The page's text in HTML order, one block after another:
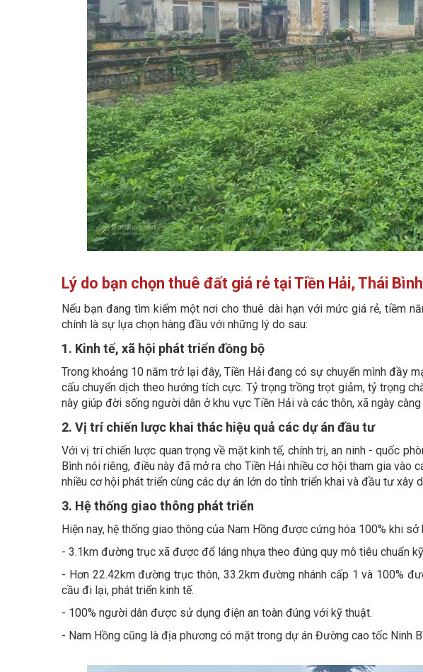
Lý do bạn chọn thuê đất giá rẻ tại Tiền Hải, Thái
Nếu bạn đang tìm kiếm một nơi cho thuê dài hạn với mức giá rẻ, tiềm
chính là sự lựa chọn hàng đầu với những lý do sau:
1. Kinh tế, xã hội phát triển đồng bộ
Trong khoảng 10 năm trở lại đây, Tiền Hải đang có sự chuyển mình đầy
cấu chuyển dịch theo hướng tích cực. Tỷ trọng trồng trọt giảm, tỷ trọng
này giúp đời sống người dân ở khu vực Tiền Hải và các thôn, xã ngày
2. Vị trí chiến lược khai thác hiệu quả các dự án đầu tư
Với vị trí chiến lược quan trọng về mặt kinh tế, chính trị, an ninh - quốc
Bình nói riêng, điều này đã mở ra cho Tiền Hải nhiều cơ hội tham gia
nhiều cơ hội phát triển cùng các dự án lớn do tỉnh triển khai và đầu tư xây
3. Hệ thống giao thông phát triển
Hiện nay, hệ thống giao thông của Nam Hồng được cứng hóa 100% khi sở
- 3.1km đường trục xã được đổ láng nhựa theo đúng quy mô tiêu chuẩn
- Hơn 22.42km đường trục thôn, 33.2km đường nhánh cấp 1 và 100%
cầu đi lại, phát triển kinh tế.
- 100% người dân được sử dụng điện an toàn đúng với kỹ thuật.
- Nam Hồng cũng là địa phương có mặt trong dự án Đường cao tốc Ninh